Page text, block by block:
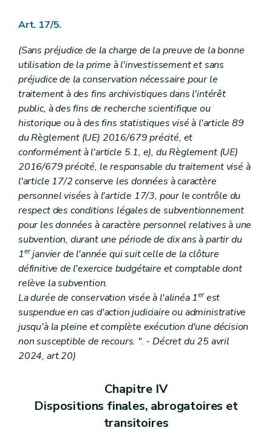
Art. 17/5.
(Sans préjudice de la charge de la preuve de la bonne
utilisation de la prime à l'investissement et sans
préjudice de la conservation nécessaire pour le
traitement à des fins archivistiques dans l'intérêt
public, à des fins de recherche scientifique ou
historique ou à des fins statistiques visé à l'article 89
du Règlement (UE) 2016/679 précité, et
conformément à l'article 5.1, e), du Règlement (UE)
2016/679 précité, le responsable du traitement visé à
l'article 17/2 conserve les données à caractère
personnel visées à l'article 17/3, pour le contrôle du
respect des conditions légales de subventionnement
pour les données à caractère personnel relatives à une
subvention, durant une période de dix ans à partir du
1erjanvier de l'année qui suit celle de la clôture
définitive de l'exercice budgétaire et comptable dont
relève la subvention.
La durée de conservation visée à l'alinéa 1erest
suspendue en cas d'action judiciaire ou administrative
jusqu'à la pleine et complète exécution d'une décision
non susceptible de recours. ". - Décret du 25 avril
2024, art.20)
Chapitre IV
Dispositions finales, abrogatoires et
transitoires